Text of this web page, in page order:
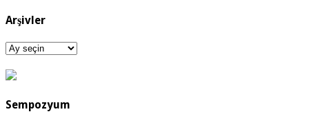
Arşivler
Arşivler
Sempozyum